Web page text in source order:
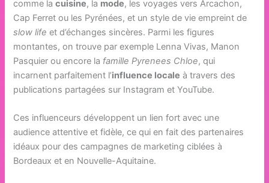
comme lacuisine, la mode, les voyages vers Arcachon,
Cap Ferret ou les Pyrénées, et un style de vie empreint de
slow life et d’échanges sincères. Parmi les figures
montantes, on trouve par exemple Lenna Vivas, Manon
Pasquier ou encore la famille Pyrenees Chloe, qui
incarnent parfaitement l’influence locale à travers des
publications partagées sur Instagram et YouTube.
Ces influenceurs développent un lien fort avec une
audience attentive et fidèle, ce qui en fait des partenaires
idéaux pour des campagnes de marketing ciblées à
Bordeaux et en Nouvelle-Aquitaine.